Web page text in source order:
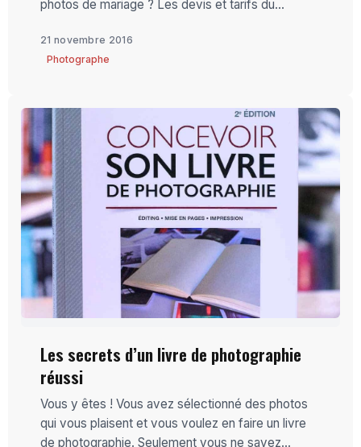
photos de mariage ? Les devis et tarifs du...
21 novembre 2016
Photographe
Les secrets d’un livre de photographie
réussi
Vous y êtes ! Vous avez sélectionné des photos
qui vous plaisent et vous voulez en faire un livre
de photographie. Seulement vous ne savez...